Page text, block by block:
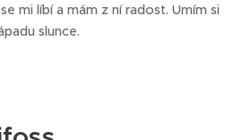
mi líbí a mám z ní radost. Umím si
slunce.